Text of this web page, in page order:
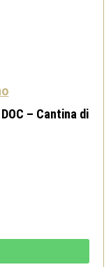
– Cantina di